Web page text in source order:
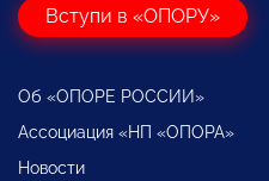
Вступи в «ОПОРУ»
Об «ОПОРЕ РОССИИ»
Ассоциация «НП «ОПОРА»
Новости